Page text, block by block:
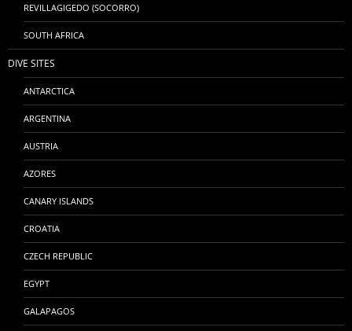
REVILLAGIGEDO (SOCORRO)
SOUTH AFRICA
DIVE SITES
ANTARCTICA
ARGENTINA
AUSTRIA
AZORES
CANARY ISLANDS
CROATIA
CZECH REPUBLIC
EGYPT
GALAPAGOS